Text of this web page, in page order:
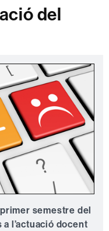
del
semestre del
l’actuació docent